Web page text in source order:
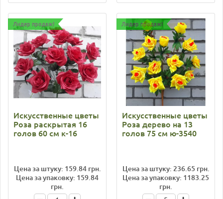
Лидер продаж!
Искусственные цветы
Роза раскрытая 16
голов 60 см к-16
Цена за штуку: 159.84 грн.
Цена за упаковку: 159.84
грн.
Лидер продаж!
Искусственные цветы
Роза дерево на 13
голов 75 см ю-3540
Цена за штуку: 236.65 грн.
Цена за упаковку: 1183.25
грн.